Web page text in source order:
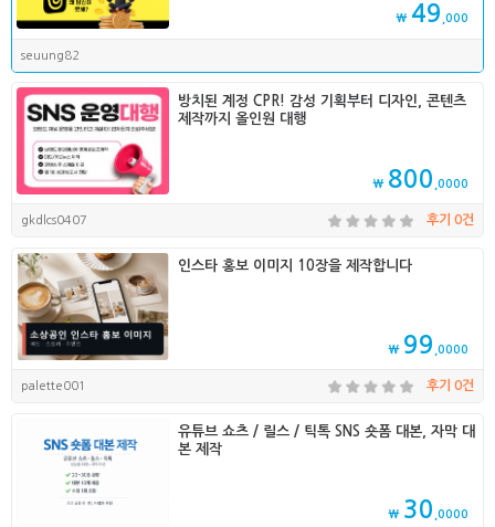
₩ 49 ,000
seuung82
방치된 계정 CPR! 감성 기획부터 디자인, 콘텐츠
제작까지 올인원 대행
₩ 800 ,0000
gkdlcs0407 후기 0건
인스타 홍보 이미지 10장을 제작합니다
₩ 99 ,0000
palette001 후기 0건
유튜브 쇼츠 / 릴스 / 틱톡 SNS 숏폼 대본, 자막 대
본 제작
₩ 30 ,0000